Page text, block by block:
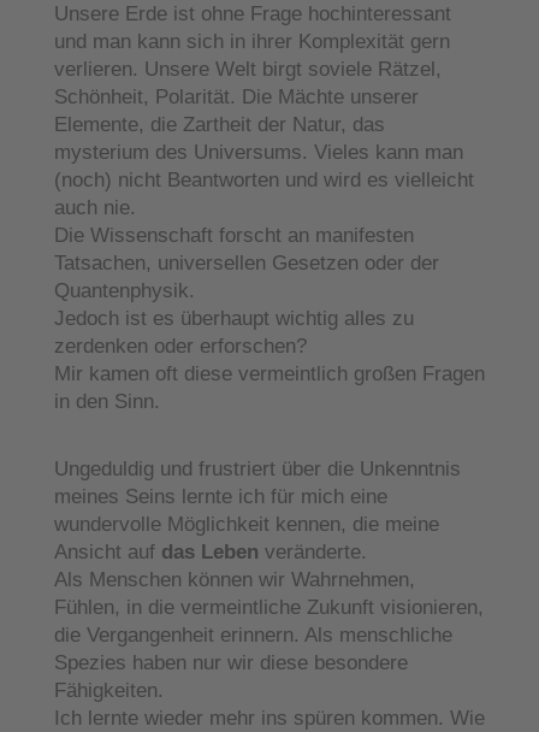
Unsere Erde ist ohne Frage hochinteressant
und man kann sich in ihrer Komplexität gern
verlieren. Unsere Welt birgt soviele Rätzel,
Schönheit, Polarität. Die Mächte unserer
Elemente, die Zartheit der Natur, das
mysterium des Universums. Vieles kann man
(noch) nicht Beantworten und wird es vielleicht
auch nie.
Die Wissenschaft forscht an manifesten
Tatsachen, universellen Gesetzen oder der
Quantenphysik.
Jedoch ist es überhaupt wichtig alles zu
zerdenken oder erforschen?
Mir kamen oft diese vermeintlich großen Fragen
in den Sinn.
Ungeduldig und frustriert über die Unkenntnis
meines Seins lernte ich für mich eine
wundervolle Möglichkeit kennen, die meine
Ansicht auf das Leben veränderte.
Als Menschen können wir Wahrnehmen,
Fühlen, in die vermeintliche Zukunft visionieren,
die Vergangenheit erinnern. Als menschliche
Spezies haben nur wir diese besondere
Fähigkeiten.
Ich lernte wieder mehr ins spüren kommen. Wie